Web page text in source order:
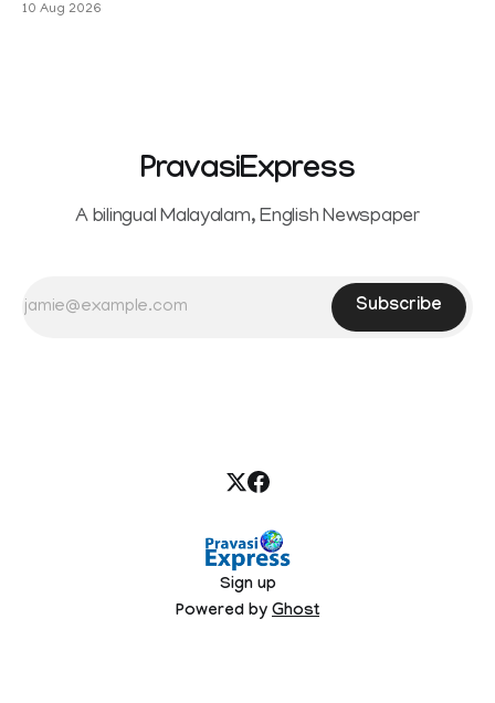
10 Aug 2026
PravasiExpress
A bilingual Malayalam, English Newspaper
Subscribe
Sign up
Powered by Ghost